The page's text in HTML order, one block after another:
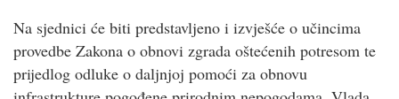
Na sjednici će biti predstavljeno i izvješće o učincima
provedbe Zakona o obnovi zgrada oštećenih potresom te
prijedlog odluke o daljnjoj pomoći za obnovu